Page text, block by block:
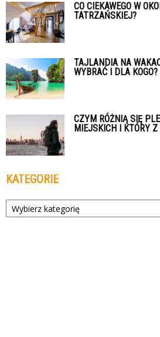
CO CIEKAWEGO W
TATRZAŃSKIEJ?
TAJLANDIA NA
WYBRAĆ I DLA KOGO?
CZYM RÓŻNIĄ SIĘ
MIEJSKICH I KTÓRY Z
KATEGORIE
Kategorie